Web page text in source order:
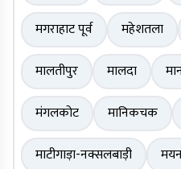
मगराहाट पूर्व
महेशतला
मालतीपुर
मालदा
मंगलकोट
मानिकचक
माटीगाड़ा-नक्सलबाड़ी